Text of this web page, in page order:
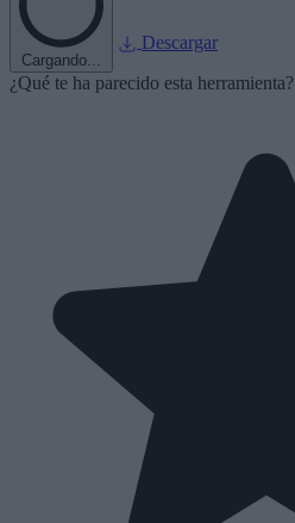
Cargando...
Descargar
¿Qué te ha parecido esta herramienta?